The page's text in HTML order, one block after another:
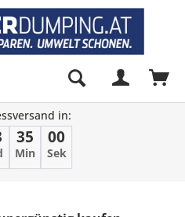
in:
35
Min
00
Sek